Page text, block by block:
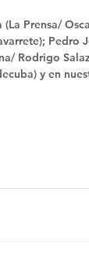
Prensa/
Pedro
Rodrigo
y en